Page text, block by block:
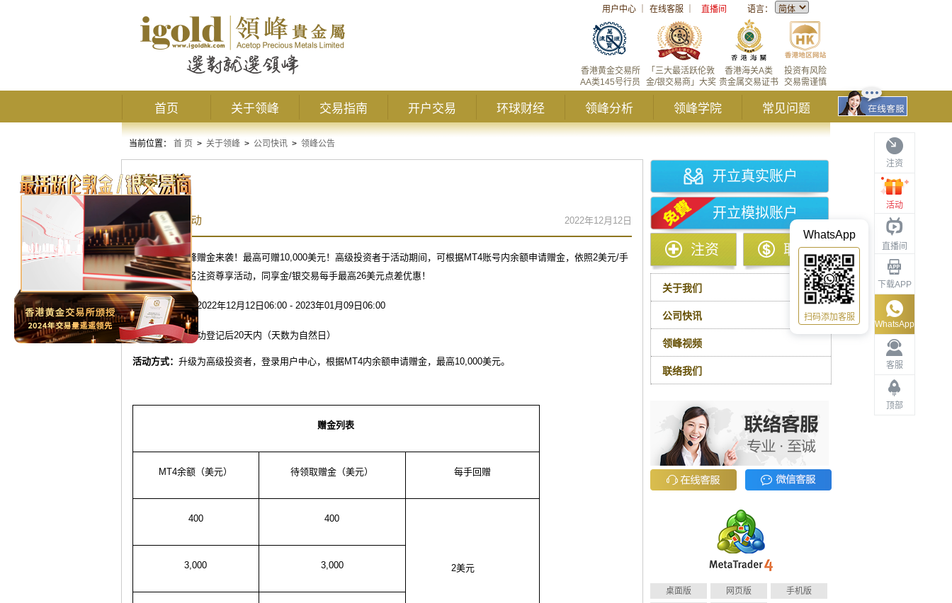
用户中心 在线客服 直播间 语言：
投资有风险
交易需谨慎
香港海关A类
贵金属交易证书
「三大最活跃伦敦
金/银交易商」大奖
香港黄金交易所
AA类145号行员
首页 关于领峰 交易指南 开户交易 环球财经 领峰分析 领峰学院 常见问题
注资
活动
直播间
下载APP
客服
顶部
WhatsApp
WhatsApp
扫码添加客服
当前位置： 首 页 > 关于领峰 > 公司快讯 > 领峰公告
领峰公告
12月赠金活动 2022年12月12日
喜迎双旦，领峰赠金来袭！最高可赠10,000美元！高级投资者于活动期间，可根据MT4账号内余额申请赠金，依照2美元/手
回赠，还可报名注资尊享活动，同享金/银交易每手最高26美元点差优惠！
赠金申请时间：2022年12月 12日 06:00 - 2023年01月 09日 06:00
赠金有效期：成功登记后20天内（天数为自然日）
活动方式： 升级为高级投资者，登录用户中心，根据MT4内余额申请赠金，最高10,000美元。
赠金列表
MT4余额（美元） 待领取赠金（美元） 每手回赠
400 400
2美元
3,000 3,000
开立真实账户
开立模拟账户
注资 取款
关于我们
公司快讯
领峰视频
联络我们
桌面版 网页版
手机版